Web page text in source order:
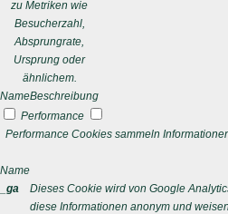
zu Metriken wie
Besucherzahl,
Absprungrate,
Ursprung oder
ähnlichem.
NameBeschreibung
Performance
Performance Cookies sammeln
Name
_ga
Dieses Cookie wird von Google
diese Informationen anonym und